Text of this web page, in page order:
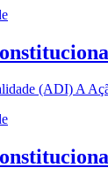
(ADI) A